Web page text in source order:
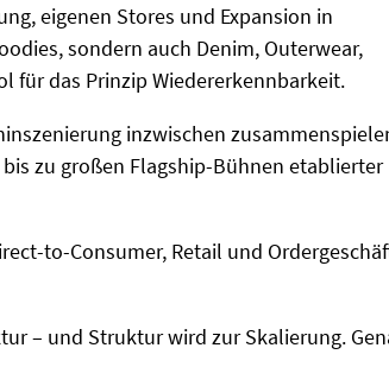
eigenen Stores und Expansion in
sondern auch Denim, Outerwear,
für das Prinzip Wiedererkennbarkeit.
inzwischen
zu großen Flagship-Bühnen etablierter
to-Consumer, Retail und
– und Struktur wird zur Skalierung.